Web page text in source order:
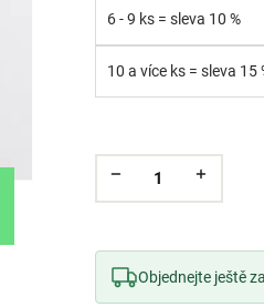
6 - 9 ks = sleva 10 %
10 a více ks = sleva 15
Objednejte ještě za